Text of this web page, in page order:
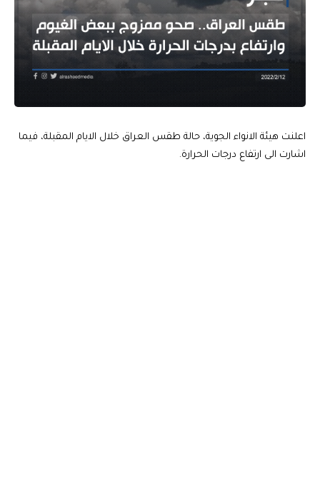
اعلنت هيئة الانواء الجوية، حالة طقس العراق خلال الايام المقبلة، فيما
اشارت الى ارتفاع درجات الحرارة.